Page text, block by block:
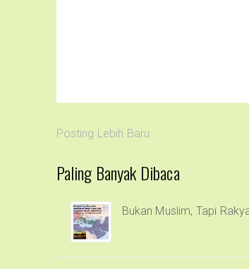
Posting Lebih Baru
Paling Banyak Dibaca
Bukan Muslim, Tapi